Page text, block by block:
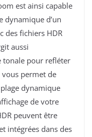
est ainsi capable
dynamique d’un
des fichiers HDR
aussi
tonale pour refléter
vous permet de
dynamique
de votre
peuvent être
intégrées dans des